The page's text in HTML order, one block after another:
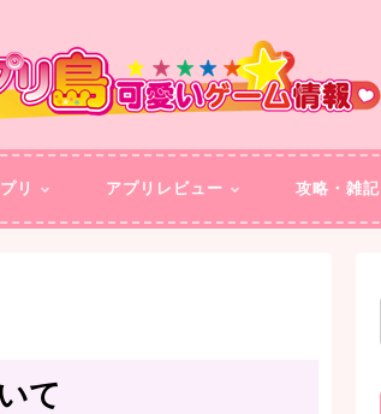
リ アプリレビュー 攻略・雑記
て